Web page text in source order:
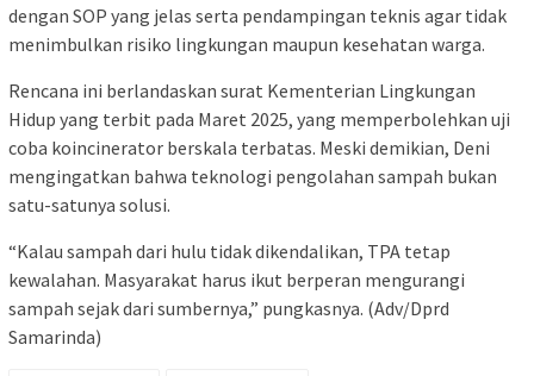
dengan SOP yang jelas serta pendampingan teknis agar tidak
menimbulkan risiko lingkungan maupun kesehatan warga.
Rencana ini berlandaskan surat Kementerian Lingkungan
Hidup yang terbit pada Maret 2025, yang memperbolehkan uji
coba koincinerator berskala terbatas. Meski demikian, Deni
mengingatkan bahwa teknologi pengolahan sampah bukan
satu-satunya solusi.
“Kalau sampah dari hulu tidak dikendalikan, TPA tetap
kewalahan. Masyarakat harus ikut berperan mengurangi
sampah sejak dari sumbernya,” pungkasnya. (Adv/Dprd
Samarinda)